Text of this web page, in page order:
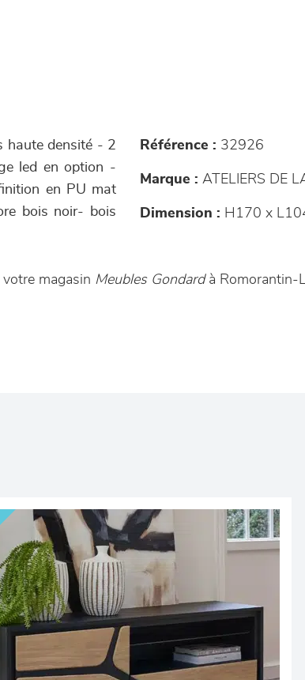
haute densité - 2
led en option -
en PU mat
bois noir- bois
Référence : 32926
Marque : ATELIERS DE
Dimension : H170 x
magasin Meubles Gondardà Romorantin-